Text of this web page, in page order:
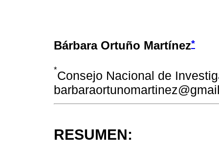
Bárbara Ortuño Martínez*
*Consejo Nacional de
RESUMEN: